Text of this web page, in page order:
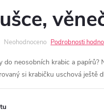
Neohodnoceno Podrobnosti
do neosobních krabic a
si krabičku uschová ještě